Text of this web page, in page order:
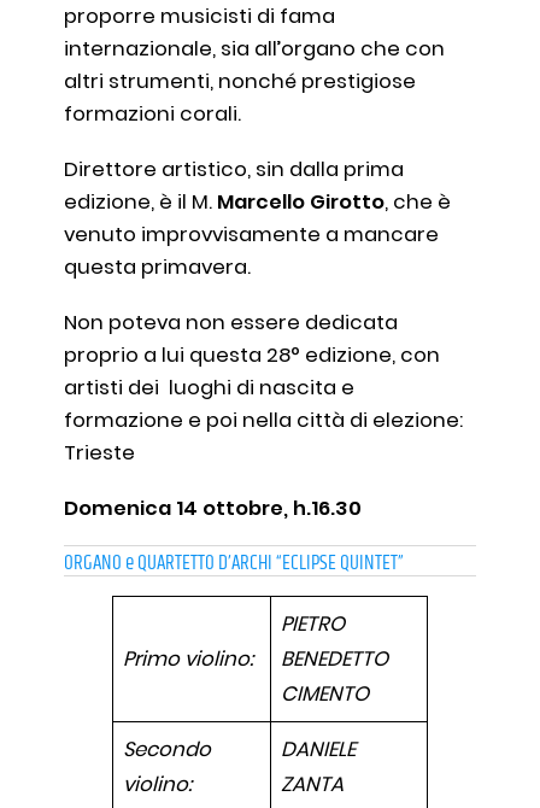
proporre musicisti di fama
internazionale, sia all’organo che con
altri strumenti, nonché prestigiose
formazioni corali.
Direttore artistico, sin dalla prima
edizione, è il M. Marcello Girotto, che è
venuto improvvisamente a mancare
questa primavera.
Non poteva non essere dedicata
proprio a lui questa 28° edizione, con
artisti dei luoghi di nascita e
formazione e poi nella città di elezione:
Trieste
Domenica 14 ottobre, h.16.30
ORGANO e QUARTETTO D’ARCHI “ECLIPSE QUINTET”
Primo violino:
PIETRO
BENEDETTO
CIMENTO
Secondo
violino:
DANIELE
ZANTA